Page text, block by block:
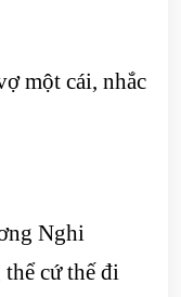
một cái, nhắc
Nghi
cứ thế đi